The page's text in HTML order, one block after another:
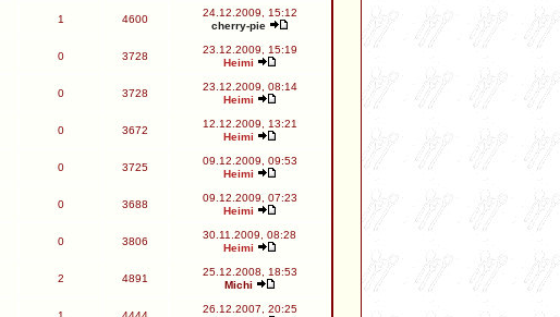
1 4600
24.12.2009, 15:12
cherry-pie
0 3728
23.12.2009, 15:19
Heimi
0 3728
23.12.2009, 08:14
Heimi
0 3672
12.12.2009, 13:21
Heimi
0 3725
09.12.2009, 09:53
Heimi
0 3688
09.12.2009, 07:23
Heimi
0 3806
30.11.2009, 08:28
Heimi
2 4891
25.12.2008, 18:53
Michi
26.12.2007, 20:25